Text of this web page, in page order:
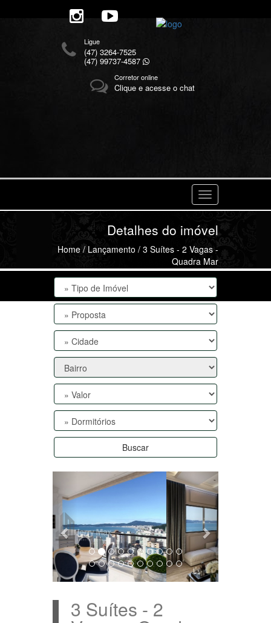
Ligue
(47) 3264-7525
(47) 99737-4587
Corretor online
Clique e acesse o chat
Navegaçåo
Detalhes do imóvel
Home/Lançamento / 3 Suítes - 2 Vagas -
Quadra Mar
Buscar
Anterior Próxima